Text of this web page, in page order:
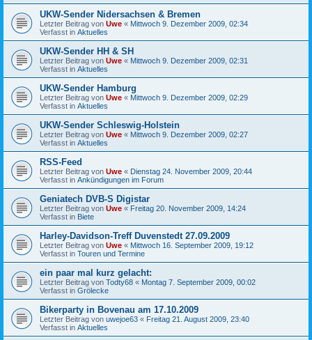
UKW-Sender Nidersachsen & Bremen
Letzter Beitrag von Uwe « Mittwoch 9. Dezember 2009, 02:34
Verfasst in Aktuelles
UKW-Sender HH & SH
Letzter Beitrag von Uwe « Mittwoch 9. Dezember 2009, 02:31
Verfasst in Aktuelles
UKW-Sender Hamburg
Letzter Beitrag von Uwe « Mittwoch 9. Dezember 2009, 02:29
Verfasst in Aktuelles
UKW-Sender Schleswig-Holstein
Letzter Beitrag von Uwe « Mittwoch 9. Dezember 2009, 02:27
Verfasst in Aktuelles
RSS-Feed
Letzter Beitrag von Uwe « Dienstag 24. November 2009, 20:44
Verfasst in Ankündigungen im Forum
Geniatech DVB-S Digistar
Letzter Beitrag von Uwe « Freitag 20. November 2009, 14:24
Verfasst in Biete
Harley-Davidson-Treff Duvenstedt 27.09.2009
Letzter Beitrag von Uwe « Mittwoch 16. September 2009, 19:12
Verfasst in Touren und Termine
ein paar mal kurz gelacht:
Letzter Beitrag von Todty68 « Montag 7. September 2009, 00:02
Verfasst in Grölecke
Bikerparty in Bovenau am 17.10.2009
Letzter Beitrag von uwejoe63 « Freitag 21. August 2009, 23:40
Verfasst in Aktuelles